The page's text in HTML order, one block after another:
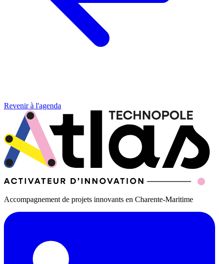
Revenir à l'agenda
Accompagnement de projets innovants en Charente-Maritime